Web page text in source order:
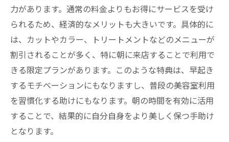
力があります。通常の料金よりもお得にサービスを受け
られるため、経済的なメリットも大きいです。具体的に
は、カットやカラー、トリートメントなどのメニューが
割引されることが多く、特に朝に来店することで利用で
きる限定プランがあります。このような特典は、早起き
するモチベーションにもなりますし、普段の美容室利用
を習慣化する助けにもなります。朝の時間を有効に活用
することで、結果的に自分自身をより美しく保つ手助け
となります。